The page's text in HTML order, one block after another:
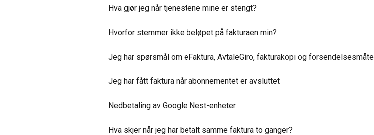
Hva gjør jeg når tjenestene mine er stengt?
Hvorfor stemmer ikke beløpet på fakturaen min?
Jeg har spørsmål om eFaktura, AvtaleGiro, fakturakopi og forsendelsesmåte
Jeg har fått faktura når abonnementet er avsluttet
Nedbetaling av Google Nest-enheter
Hva skjer når jeg har betalt samme faktura to ganger?